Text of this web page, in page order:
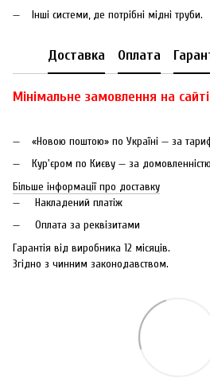
Інші системи, де потрібні мідні труби.
Доставка Оплата
Мінімальне замовлення на
«Новою поштою» по Україні — за
Кур'єром по Києву — за
Більше інформації про доставку
Накладений платіж
Оплата за реквізитами
Гарантія від виробника 12 місяців.
Згідно з чинним законодавством.